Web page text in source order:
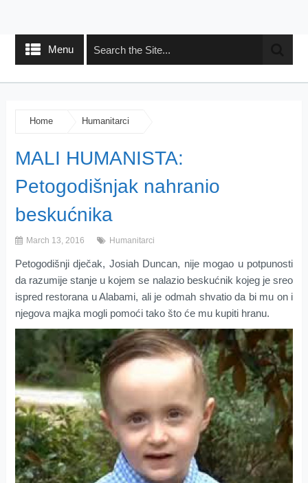
Menu
Home Humanitarci
MALI HUMANISTA:
Petogodišnjak nahranio
beskućnika
March 13, 2016 Humanitarci
Petogodišnji dječak, Josiah Duncan, nije mogao u potpunosti
da razumije stanje u kojem se nalazio beskućnik kojeg je sreo
ispred restorana u Alabami, ali je odmah shvatio da bi mu on i
njegova majka mogli pomoći tako što će mu kupiti hranu.